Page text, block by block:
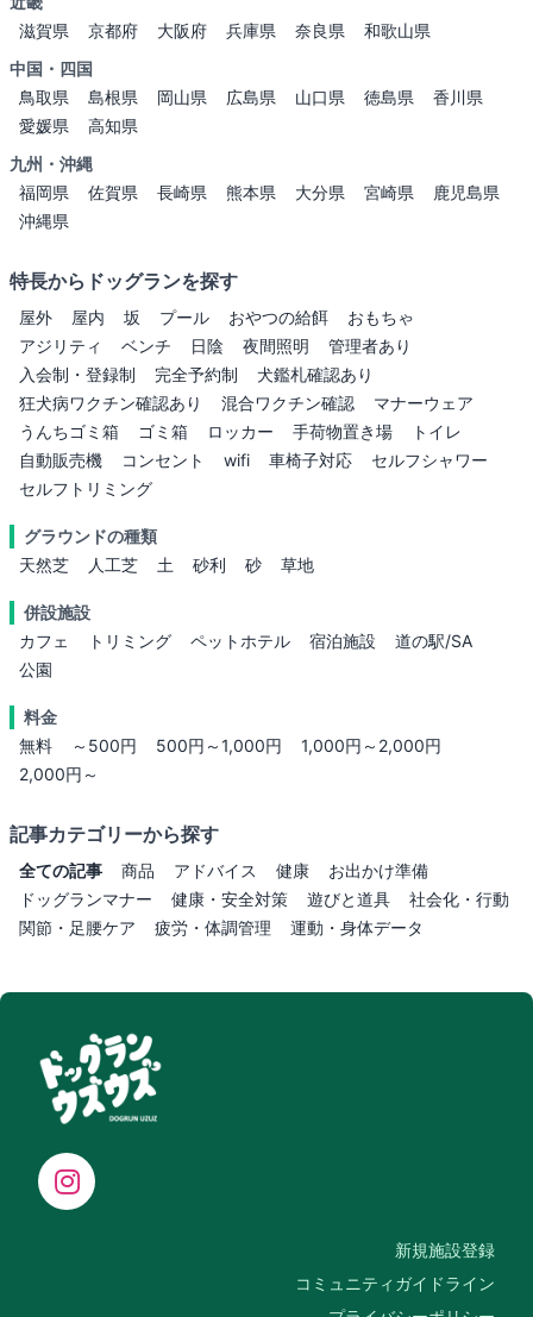
滋賀県
京都府 大阪府 兵庫県 奈良県
和歌山県
中国・四国
鳥取県
島根県 岡山県 広島県 山口県 徳島県
香川県
愛媛県
高知県
九州・沖縄
福岡県
佐賀県 長崎県 熊本県 大分県 宮崎県
鹿児島県
沖縄県
特長からドッグランを探す
屋外 屋内 坂 プール おやつの給餌
おもちゃ
アジリティ
ベンチ 日陰 夜間照明
管理者あり
入会制・登録制
完全予約制
犬鑑札確認あり
狂犬病ワクチン確認あり
混合ワクチン確認
マナーウェア
うんちゴミ箱
ゴミ箱 ロッカー 手荷物置き場
トイレ
自動販売機
コンセント wifi 車椅子対応
セルフシャワー
セルフトリミング
グラウンドの種類
天然芝
人工芝 土 砂利 砂 草地
併設施設
カフェ
トリミング ペットホテル 宿泊施設
道の駅/SA
公園
料金
無料
～500円 500円～1,000円
1,000円～2,000円
2,000円～
記事カテゴリーから探す
全ての記事 商品 アドバイス 健康
お出かけ準備
ドッグランマナー
健康・安全対策 遊びと道具
社会化・行動
関節・足腰ケア
疲労・体調管理 運動・身体データ
新規施設登録
コミュニティガイドライン